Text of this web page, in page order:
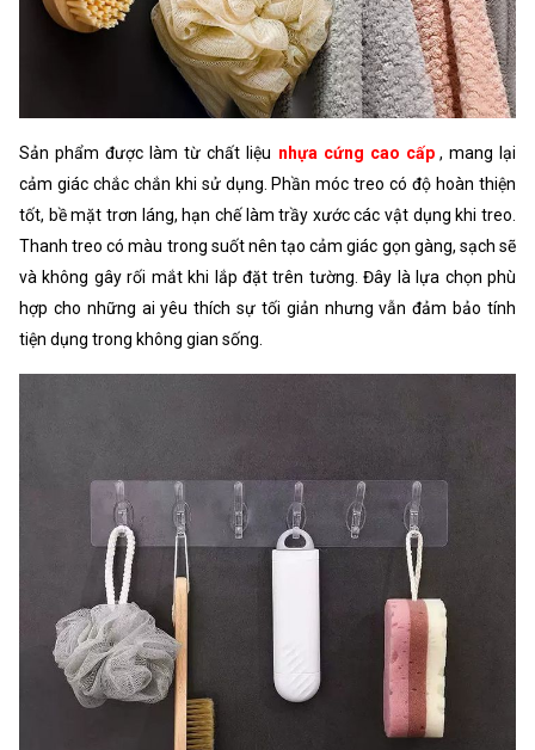
Sản phẩm được làm từ chất liệu nhựa cứng cao cấp , mang lại
cảm giác chắc chắn khi sử dụng. Phần móc treo có độ hoàn thiện
tốt, bề mặt trơn láng, hạn chế làm trầy xước các vật dụng khi treo.
Thanh treo có màu trong suốt nên tạo cảm giác gọn gàng, sạch sẽ
và không gây rối mắt khi lắp đặt trên tường. Đây là lựa chọn phù
hợp cho những ai yêu thích sự tối giản nhưng vẫn đảm bảo tính
tiện dụng trong không gian sống.